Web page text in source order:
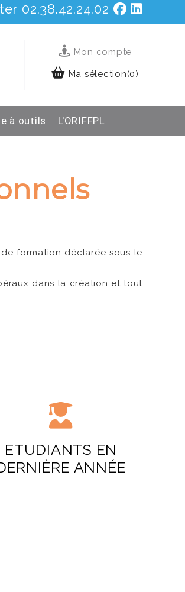
02.38.42.24.02
Mon compte
Ma sélection(0)
à outils L'ORIFFPL
de formation déclarée sous le
dans la création et tout
ETUDIANTS EN
ANNÉE